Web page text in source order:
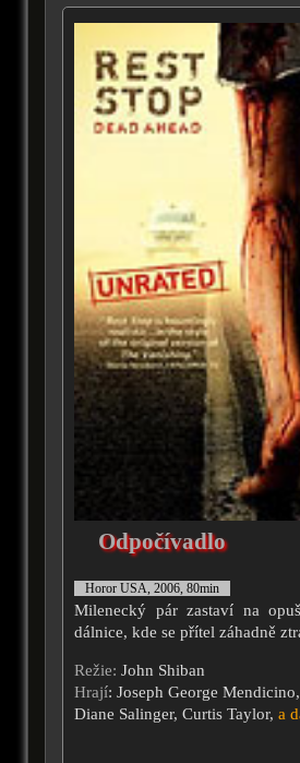
Odpočívadlo
Horor USA, 2006, 80min
Milenecký pár zastaví na
dálnice, kde se přítel záhadně
Režie: John Shiban
Hrají: Joseph George
Diane Salinger, Curtis Taylor, a